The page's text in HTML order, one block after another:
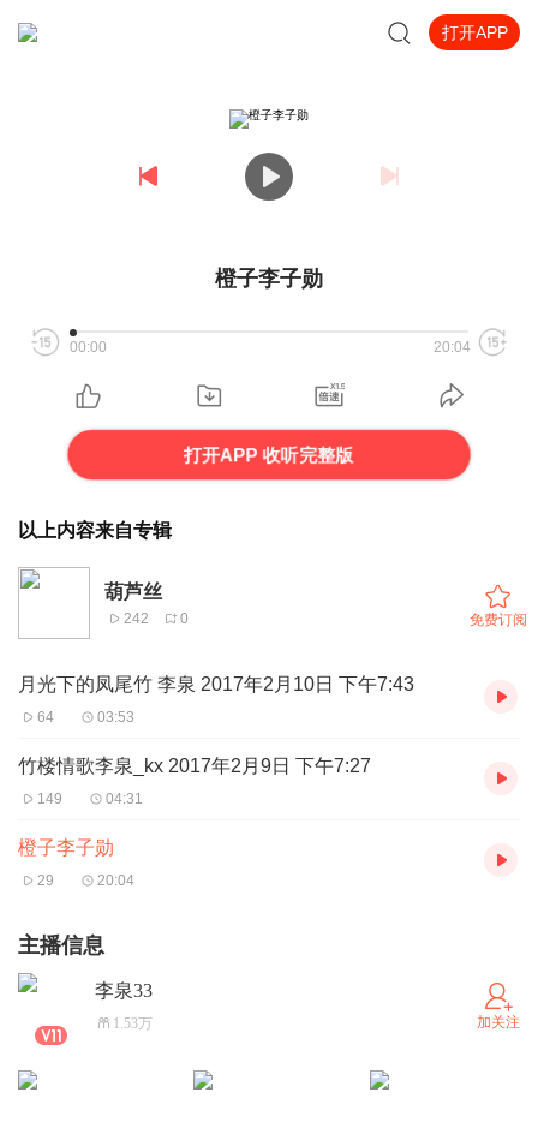
打开APP
橙子李子勋
00:00 20:04
打开APP 收听完整版
以上内容来自专辑
葫芦丝
242 0 免费订阅
月光下的凤尾竹 李泉 2017年2月10日 下午7:43
64 03:53
竹楼情歌李泉_kx 2017年2月9日 下午7:27
149 04:31
橙子李子勋
29 20:04
主播信息
李泉33
1.53万 加关注